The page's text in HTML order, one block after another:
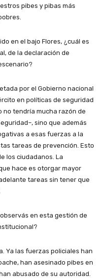
pibes y pibas más
en el bajo Flores, ¿cuál es
de la declaración de
por el Gobierno nacional
en políticas de seguridad
no tendría mucha razón de
sino que además
a esas fuerzas a la
tareas de prevención. Esto
los ciudadanos. La
hace es otorgar mayor
tareas sin tener que
en esta gestión de
Ya las fuerzas policiales han
han asesinado pibes en
abusado de su autoridad.